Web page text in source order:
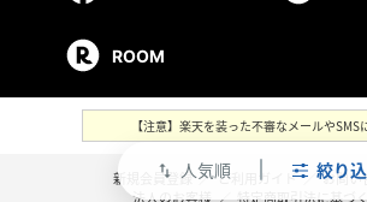
swap_vert 人気順 絞り
ROOM
【注意】楽天を装った不審なメールやSMS
新規会員登録 ／ ご利用ガイド ／ お問い
法人のお客様 ／ 特定商取引法に基づ